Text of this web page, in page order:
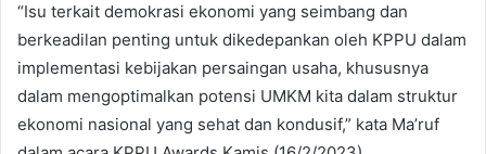
“Isu terkait demokrasi ekonomi yang seimbang dan
berkeadilan penting untuk dikedepankan oleh KPPU dalam
implementasi kebijakan persaingan usaha, khususnya
dalam mengoptimalkan potensi UMKM kita dalam struktur
ekonomi nasional yang sehat dan kondusif,” kata Ma’ruf